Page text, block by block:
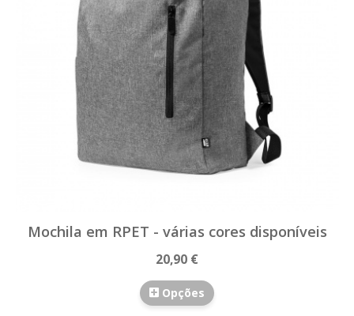
Mochila em RPET - várias cores disponíveis
20,90 €
Opções